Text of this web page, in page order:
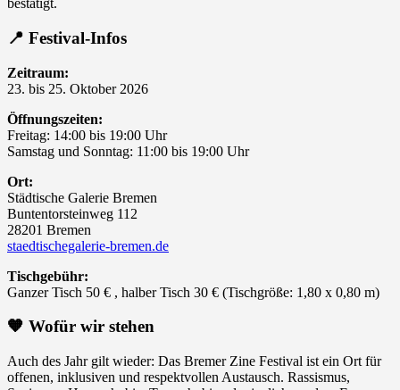
bestätigt.
📍 Festival-Infos
Zeitraum:
23. bis 25. Oktober 2026
Öffnungszeiten:
Freitag: 14:00 bis 19:00 Uhr
Samstag und Sonntag: 11:00 bis 19:00 Uhr
Ort:
Städtische Galerie Bremen
Buntentorsteinweg 112
28201 Bremen
staedtischegalerie-bremen.de
Tischgebühr:
Ganzer Tisch 50 € , halber Tisch 30 € (Tischgröße: 1,80 x 0,80 m)
🧡 Wofür wir stehen
Auch des Jahr gilt wieder: Das Bremer Zine Festival ist ein Ort für
offenen, inklusiven und respektvollen Austausch. Rassismus,